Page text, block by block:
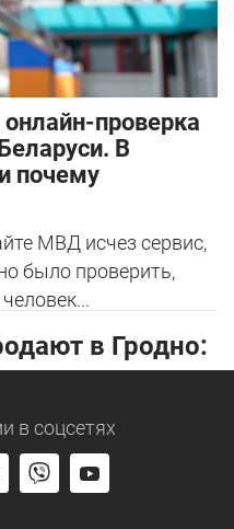
проверка
В
почему
МВД исчез сервис,
было проверить,
в Гродно:
в соцсетях